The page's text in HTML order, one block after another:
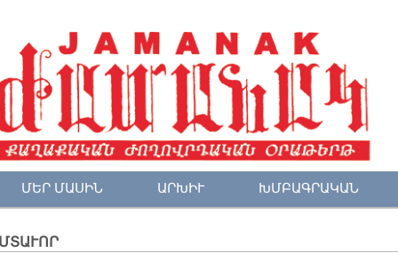
ՄԵՐ ՄԱՍԻՆ ԱՐԽԻՒ ԽՄԲԱԳՐԱԿԱՆ